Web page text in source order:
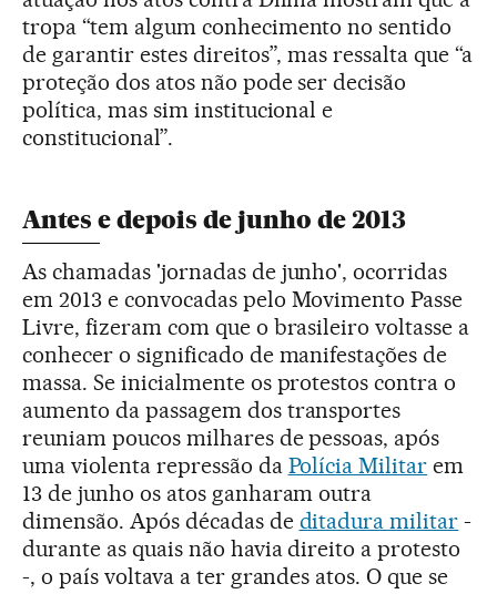
tropa “tem algum conhecimento no sentido
de garantir estes direitos”, mas ressalta que “a
proteção dos atos não pode ser decisão
política, mas sim institucional e
constitucional”.
Antes e depois de junho de 2013
As chamadas 'jornadas de junho', ocorridas
em 2013 e convocadas pelo Movimento Passe
Livre, fizeram com que o brasileiro voltasse a
conhecer o significado de manifestações de
massa. Se inicialmente os protestos contra o
aumento da passagem dos transportes
reuniam poucos milhares de pessoas, após
uma violenta repressão da Polícia Militar em
13 de junho os atos ganharam outra
dimensão. Após décadas de ditadura militar -
durante as quais não havia direito a protesto
-, o país voltava a ter grandes atos. O que se